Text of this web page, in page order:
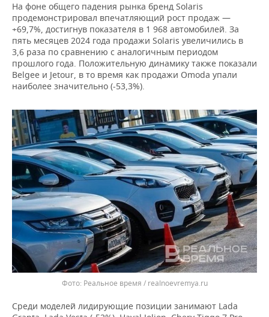
На фоне общего падения рынка бренд Solaris
продемонстрировал впечатляющий рост продаж —
+69,7%, достигнув показателя в 1 968 автомобилей. За
пять месяцев 2024 года продажи Solaris увеличились в
3,6 раза по сравнению с аналогичным периодом
прошлого года. Положительную динамику также показали
Belgee и Jetour, в то время как продажи Omoda упали
наиболее значительно (-53,3%).
Реальное время / realnoevremya.ru
Среди моделей лидирующие позиции занимают Lada